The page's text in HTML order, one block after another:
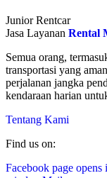
Junior Rentcar
Jasa Layanan Rental
Semua orang,
transportasi yang
perjalanan jangka
kendaraan harian
Tentang Kami
Find us on:
Facebook page